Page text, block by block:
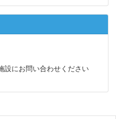
設にお問い合わせください